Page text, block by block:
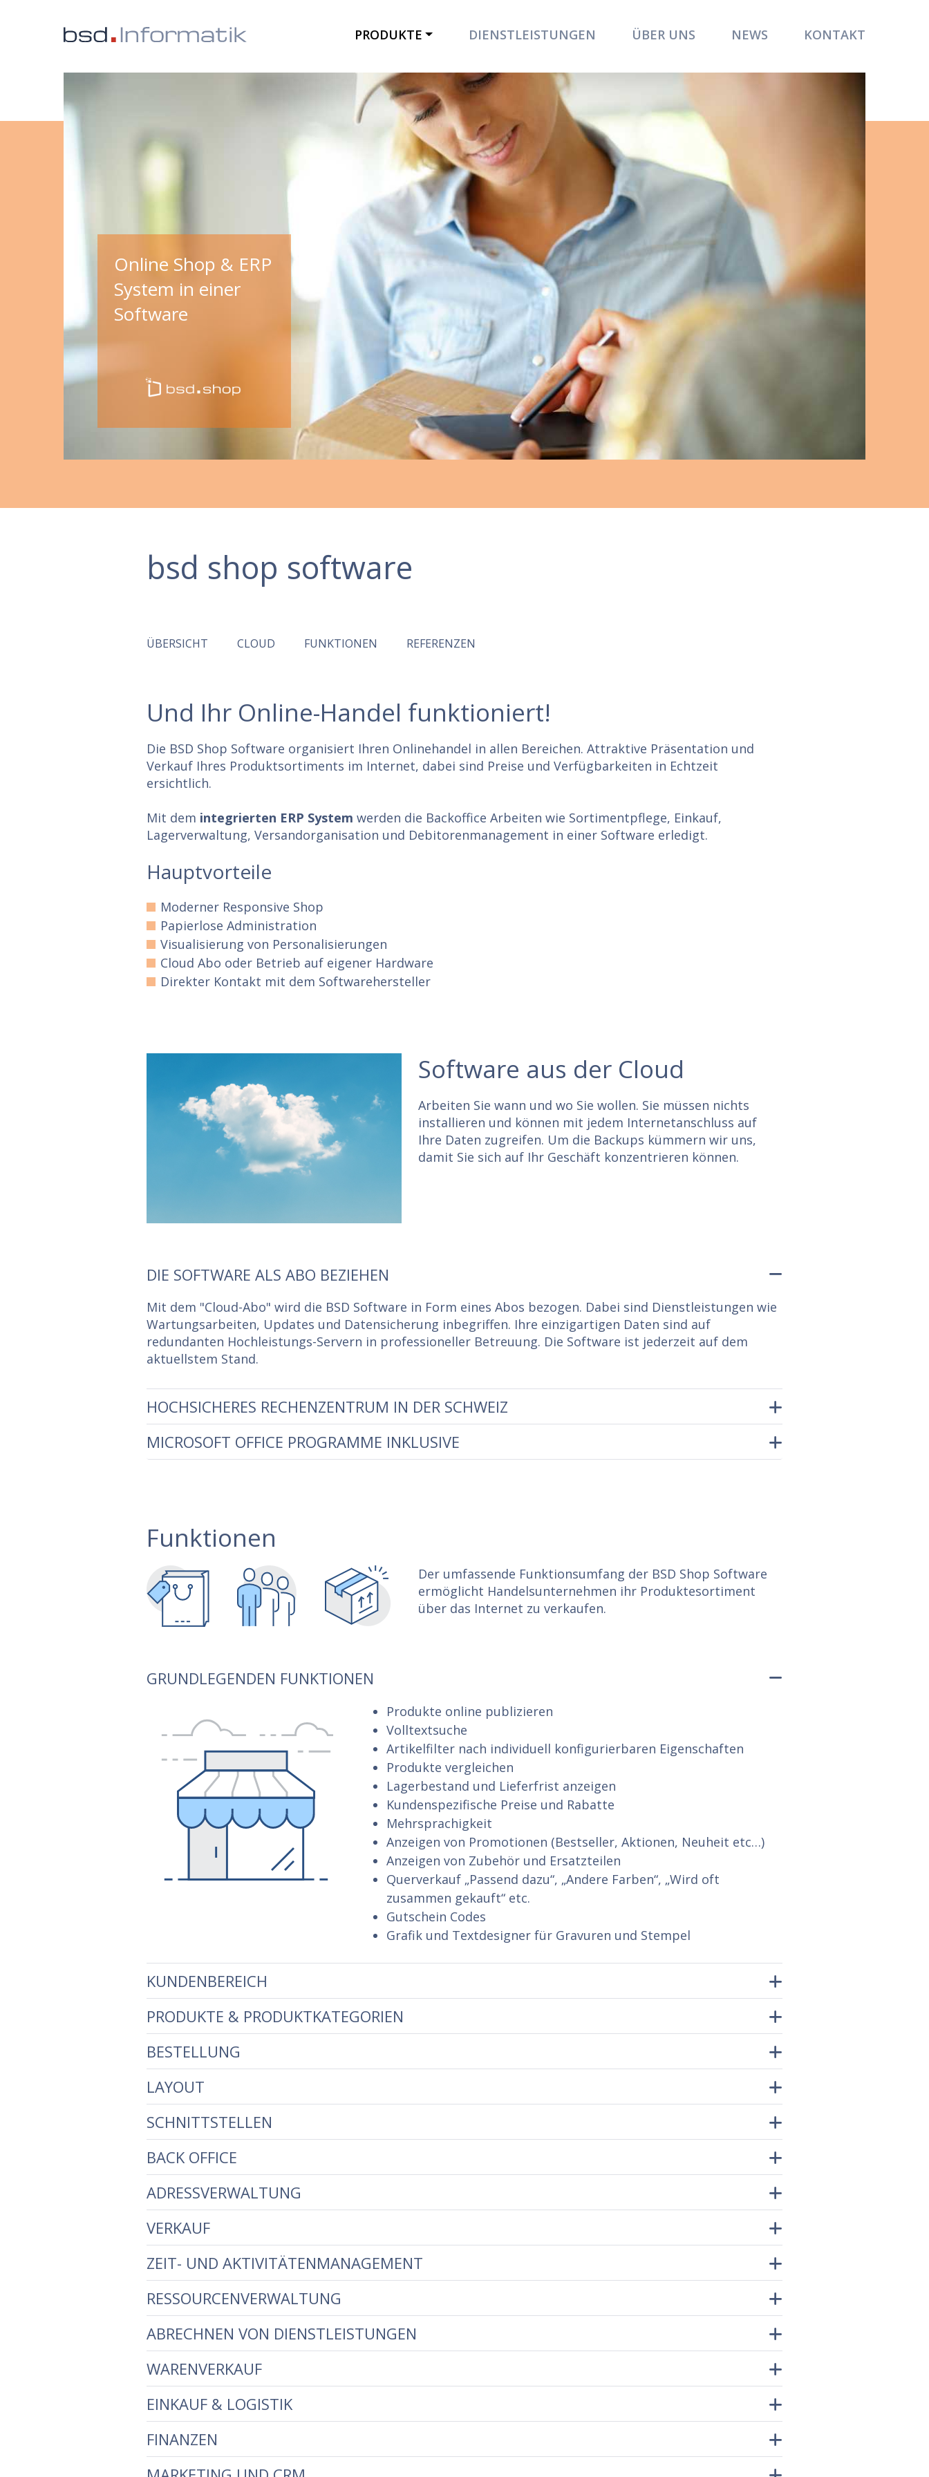
PRODUKTE DIENSTLEISTUNGEN ÜBER UNS NEWS KONTAKT
Online Shop & ERP
System in einer
Software
bsd shop software
ÜBERSICHT CLOUD FUNKTIONEN REFERENZEN
Und Ihr Online-Handel funktioniert!
Die BSD Shop Software organisiert Ihren Onlinehandel in allen Bereichen. Attraktive Präsentation und
Verkauf Ihres Produktsortiments im Internet, dabei sind Preise und Verfügbarkeiten in Echtzeit
ersichtlich.
Mit dem integrierten ERP System werden die Backoffice Arbeiten wie Sortimentpflege, Einkauf,
Lagerverwaltung, Versandorganisation und Debitorenmanagement in einer Software erledigt.
Hauptvorteile
Moderner Responsive Shop
Papierlose Administration
Visualisierung von Personalisierungen
Cloud Abo oder Betrieb auf eigener Hardware
Direkter Kontakt mit dem Softwarehersteller
Software aus der Cloud
Arbeiten Sie wann und wo Sie wollen. Sie müssen nichts
installieren und können mit jedem Internetanschluss auf
Ihre Daten zugreifen. Um die Backups kümmern wir uns,
damit Sie sich auf Ihr Geschäft konzentrieren können.
DIE SOFTWARE ALS ABO BEZIEHEN
Mit dem "Cloud-Abo" wird die BSD Software in Form eines Abos bezogen. Dabei sind Dienstleistungen wie
Wartungsarbeiten, Updates und Datensicherung inbegriffen. Ihre einzigartigen Daten sind auf
redundanten Hochleistungs-Servern in professioneller Betreuung. Die Software ist jederzeit auf dem
aktuellstem Stand.
HOCHSICHERES RECHENZENTRUM IN DER SCHWEIZ
MICROSOFT OFFICE PROGRAMME INKLUSIVE
Funktionen
Der umfassende Funktionsumfang der BSD Shop Software
ermöglicht Handelsunternehmen ihr Produktesortiment
über das Internet zu verkaufen.
GRUNDLEGENDEN FUNKTIONEN
Produkte online publizieren
Volltextsuche
Artikelfilter nach individuell konfigurierbaren Eigenschaften
Produkte vergleichen
Lagerbestand und Lieferfrist anzeigen
Kundenspezifische Preise und Rabatte
Mehrsprachigkeit
Anzeigen von Promotionen (Bestseller, Aktionen, Neuheit etc…)
Anzeigen von Zubehör und Ersatzteilen
Querverkauf „Passend dazu“, „Andere Farben“, „Wird oft
zusammen gekauft“ etc.
Gutschein Codes
Grafik und Textdesigner für Gravuren und Stempel
KUNDENBEREICH
PRODUKTE & PRODUKTKATEGORIEN
BESTELLUNG
LAYOUT
SCHNITTSTELLEN
BACK OFFICE
ADRESSVERWALTUNG
VERKAUF
ZEIT- UND AKTIVITÄTENMANAGEMENT
RESSOURCENVERWALTUNG
ABRECHNEN VON DIENSTLEISTUNGEN
WARENVERKAUF
EINKAUF & LOGISTIK
FINANZEN